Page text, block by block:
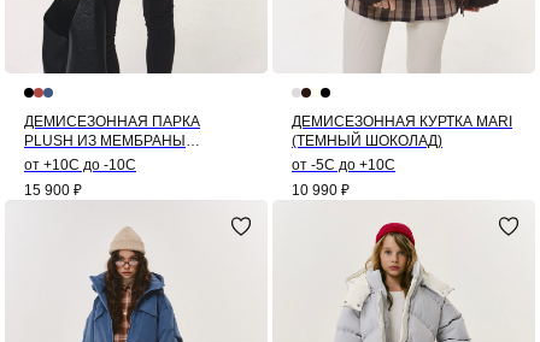
ДЕМИСЕЗОННАЯ ПАРКА
PLUSH ИЗ МЕМБРАНЫ
(ЧЕРНЫЙ)
от +10С до -10С
15 900 ₽
ДЕМИСЕЗОННАЯ КУРТКА MARI
(ТЕМНЫЙ ШОКОЛАД)
от -5С до +10С
10 990 ₽